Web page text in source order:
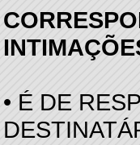
• É DE